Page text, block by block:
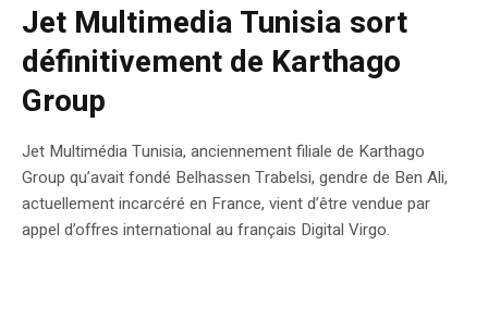
Jet Multimedia Tunisia sort
définitivement de Karthago
Group
Jet Multimédia Tunisia, anciennement filiale de Karthago
Group qu’avait fondé Belhassen Trabelsi, gendre de Ben Ali,
actuellement incarcéré en France, vient d’être vendue par
appel d’offres international au français Digital Virgo.